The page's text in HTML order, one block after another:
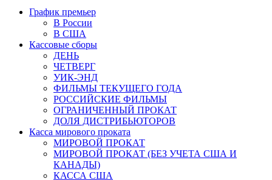
График премьер
В России
В США
Кассовые сборы
ДЕНЬ
ЧЕТВЕРГ
УИК-ЭНД
ФИЛЬМЫ ТЕКУЩЕГО ГОДА
РОССИЙСКИЕ ФИЛЬМЫ
ОГРАНИЧЕННЫЙ ПРОКАТ
ДОЛЯ ДИСТРИБЬЮТОРОВ
Касса мирового проката
МИРОВОЙ ПРОКАТ
МИРОВОЙ ПРОКАТ (БЕЗ УЧЕТА США И
КАНАДЫ)
КАССА США